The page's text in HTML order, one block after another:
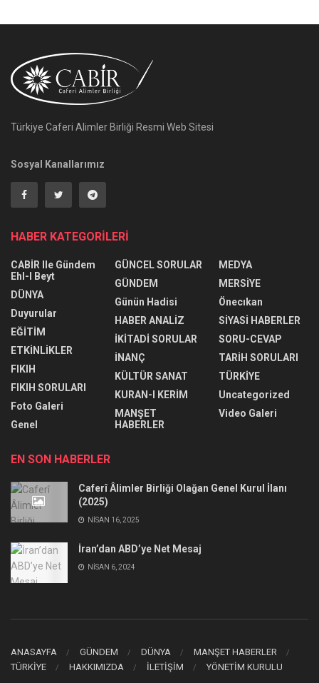
Türkiye Caferi Alimler Birliği Resmi Web Sitesi
Sosyal Kanallarımız
HABER KATEGORİLERİ
CABİR Ile Gündem
Ehl-I Beyt
DÜNYA
Duyurular
EĞİTİM
ETKİNLİKLER
FIKIH
FIKIH SORULARI
Foto Galeri
Genel
GÜNCEL SORULAR
GÜNDEM
Günün Hadisi
HABER ANALİZ
İKİTADİ SORULAR
İNANÇ
KÜLTÜR SANAT
KURAN-I KERİM
MANŞET
HABERLER
MEDYA
MERSİYE
Önecıkan
SİYASİ HABERLER
SORU-CEVAP
TARİH SORULARI
TÜRKİYE
Uncategorized
Video Galeri
EN SON HABERLER
Caferî Âlimler Birliği Olağan Genel Kurul İlanı
(2025)
NISAN 16, 2025
İran’dan ABD’ye Net Mesaj
NISAN 6, 2024
ANASAYFA GÜNDEM DÜNYA
MANŞET HABERLER
TÜRKİYE
HAKKIMIZDA İLETİŞİM YÖNETİM KURULU